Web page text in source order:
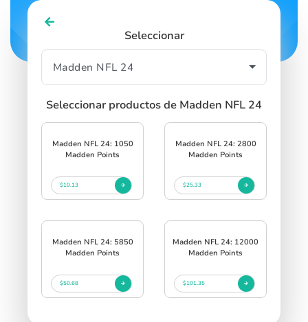
Seleccionar
Seleccionar productos de Madden NFL 24
Madden NFL 24: 1050
Madden Points
$10.13
Madden NFL 24: 2800
Madden Points
$25.33
Madden NFL 24: 5850
Madden Points
$50.68
Madden NFL 24: 12000
Madden Points
$101.35